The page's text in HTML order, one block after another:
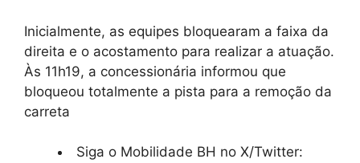
Inicialmente, as equipes bloquearam a faixa da
direita e o acostamento para realizar a atuação.
Às 11h19, a concessionária informou que
bloqueou totalmente a pista para a remoção da
carreta
Siga o Mobilidade BH no X/Twitter: